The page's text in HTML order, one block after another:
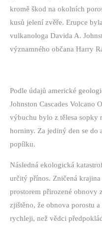
kromě škod na okolních
kusů jelení zvěře. Erupce
vulkanologa Davida A.
významného občana Harry
Podle údajů americké
Johnston Cascades Volcano
výbuchu bylo z tělesa sopky
horniny. Za jediný den se do
popílku.
Následná ekologická
určitý přínos. Zničená
prostorem přirozené obnovy
zjištěno, že obnova porostu
rychleji, než vědci